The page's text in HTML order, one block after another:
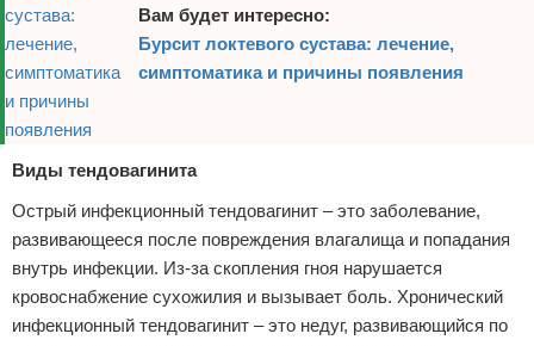
Вам будет интересно:
Бурсит локтевого сустава: лечение,
симптоматика и причины появления
Виды тендовагинита
Острый инфекционный тендовагинит – это заболевание,
развивающееся после повреждения влагалища и попадания
внутрь инфекции. Из-за скопления гноя нарушается
кровоснабжение сухожилия и вызывает боль. Хронический
инфекционный тендовагинит – это недуг, развивающийся по